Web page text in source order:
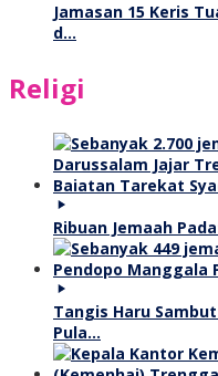
Jamasan 15 Keris
d…
Religi
Ribuan Jemaah
Tangis Haru
Pula…